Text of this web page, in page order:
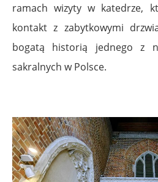
ramach wizyty w katedrze,
kontakt z zabytkowymi
bogatą historią jednego z
sakralnych w Polsce.